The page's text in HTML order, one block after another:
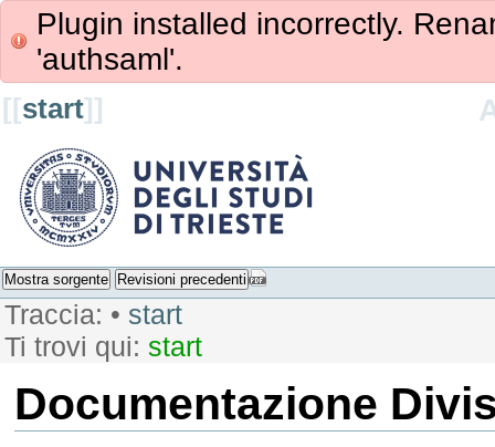
Plugin installed incorrectly.
'authsaml'.
[[start]]
Mostra sorgente Revisioni precedenti
Traccia: • start
Ti trovi qui: start
Documentazione